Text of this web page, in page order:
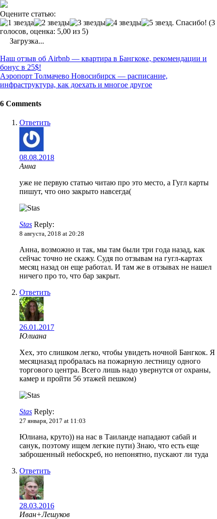
Оцените статью:
(3
голосов, оценка: 5,00 из 5)
Загрузка...
Post
navigation
Наш отзыв об Airbnb — квартира в Бангкоке, рекомендации и
бонус в 25$!
Аэропорт Толмачево Новосибирск — расписание,
инфраструктура, как доехать и многое другое
6 Comments
Ответить
08.08.2018
Анна
уже не первую статью читаю про это место, а Гугл карты
пишут, что оно закрыто навсегда(
Stas Reply:
8 августа, 2018 at 20:28
Анна, возможно и так, мы там были три года назад, как
сейчас точно не скажу. Судя по отзывам на гугл-картах
месяц назад он еще работал. И там же в отзывах не нашел
ничего про то, что бар закрыт.
Ответить
26.01.2017
Юлиана
Хех, это слишком легко, чтобы увидеть ночной Бангкок. Я
месяцназад пробралась на пожарную лестницу одного
торгового центра. Всего лишь надо увернутся от охраны,
камер и пройти 56 этажей пешком)
Stas Reply:
27 января, 2017 at 11:03
Юлиана, круто)) на нас в Таиланде нападают сабай и
санук, поэтому ищем легкие пути) Знаю, что есть еще
заброшенный небоскреб, но непонятно, пускают ли туда
Ответить
28.03.2016
Иван+Лешуков